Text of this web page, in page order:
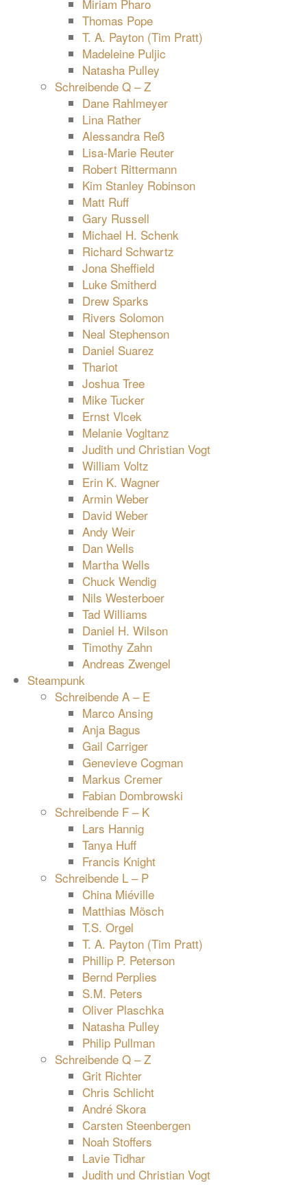
Miriam Pharo
Thomas Pope
T. A. Payton (Tim Pratt)
Madeleine Puljic
Natasha Pulley
Schreibende Q – Z
Dane Rahlmeyer
Lina Rather
Alessandra Reß
Lisa-Marie Reuter
Robert Rittermann
Kim Stanley Robinson
Matt Ruff
Gary Russell
Michael H. Schenk
Richard Schwartz
Jona Sheffield
Luke Smitherd
Drew Sparks
Rivers Solomon
Neal Stephenson
Daniel Suarez
Thariot
Joshua Tree
Mike Tucker
Ernst Vlcek
Melanie Vogltanz
Judith und Christian Vogt
William Voltz
Erin K. Wagner
Armin Weber
David Weber
Andy Weir
Dan Wells
Martha Wells
Chuck Wendig
Nils Westerboer
Tad Williams
Daniel H. Wilson
Timothy Zahn
Andreas Zwengel
Steampunk
Schreibende A – E
Marco Ansing
Anja Bagus
Gail Carriger
Genevieve Cogman
Markus Cremer
Fabian Dombrowski
Schreibende F – K
Lars Hannig
Tanya Huff
Francis Knight
Schreibende L – P
China Miéville
Matthias Mösch
T.S. Orgel
T. A. Payton (Tim Pratt)
Phillip P. Peterson
Bernd Perplies
S.M. Peters
Oliver Plaschka
Natasha Pulley
Philip Pullman
Schreibende Q – Z
Grit Richter
Chris Schlicht
André Skora
Carsten Steenbergen
Noah Stoffers
Lavie Tidhar
Judith und Christian Vogt